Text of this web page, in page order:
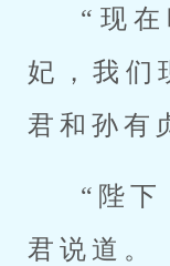
“现
妃，我
君和孙有
“陛下
君说道。